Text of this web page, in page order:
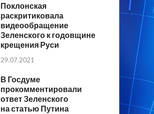
Поклонская
раскритиковала
видеообращение
Зеленского к годовщине
крещения Руси
29.07.2021
В Госдуме
прокомментировали
ответ Зеленского
на статью Путина